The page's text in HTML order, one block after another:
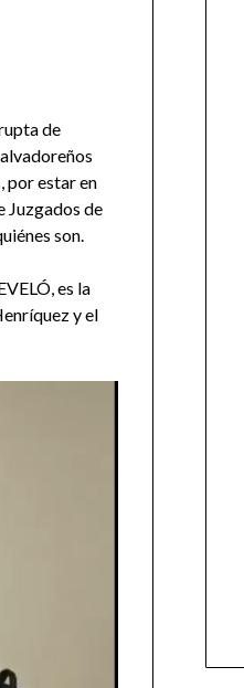
de
por estar en
Juzgados de
son.
es la
y el